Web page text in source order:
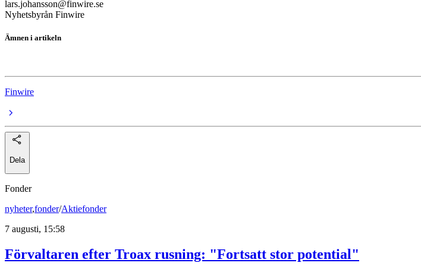
lars.johansson@finwire.se
Nyhetsbyrån Finwire
Ämnen i artikeln
Finwire
Dela
Fonder
nyheter,fonder/Aktiefonder
7 augusti, 15:58
Förvaltaren efter Troax rusning: "Fortsatt stor potential"